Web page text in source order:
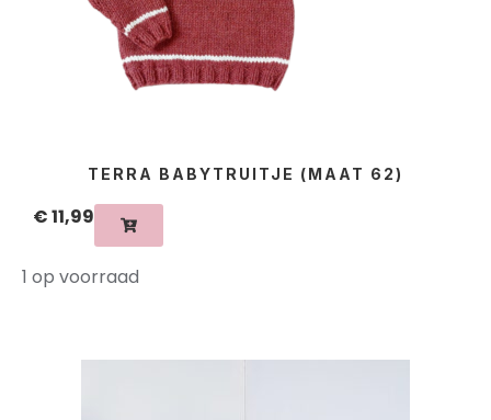
TERRA BABYTRUITJE (MAAT 62)
€11,99
1 op voorraad